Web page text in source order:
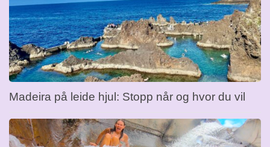
Madeira på leide hjul: Stopp når og hvor du vil